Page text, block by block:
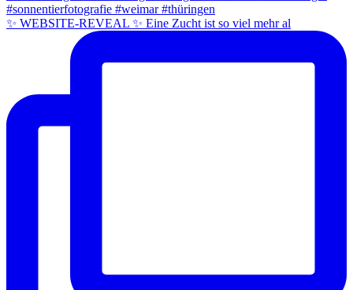
✨ WEBSITE-REVEAL ✨ Eine Zucht ist so viel mehr al